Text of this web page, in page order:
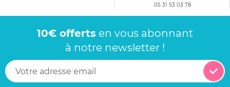
05 31 53 03 78
10€ offerts en vous abonnant
à notre newsletter !